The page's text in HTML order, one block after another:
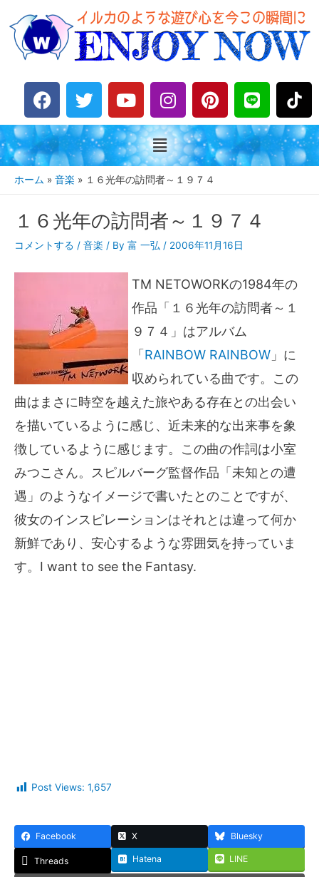
F
a
c
e
b
o
k
T
w
i
t
t
e
Y
o
u
t
u
b
I
n
s
t
a
g
a
P
i
n
t
e
r
s
t
L
i
n
e
ホーム 音楽 １６光年の訪問者～１９７４
１６光年の訪問者～１９７４
コメントする / 音楽 / By 富 一弘 / 2006年11月16日
TM NETOWORKの1984年の
作品「１６光年の訪問者～１
９７４」はアルバム
「RAINBOW RAINBOW 」に
収められている曲です。この
曲はまさに時空を越えた旅やある存在との出会い
を描いているように感じ、近未来的な出来事を象
徴しているように感じます。この曲の作詞は小室
みつこさん。スピルバーグ監督作品「未知との遭
遇」のようなイメージで書いたとのことですが、
彼女のインスピレーションはそれとは違って何か
新鮮であり、安心するような雰囲気を持っていま
す。I want to see the Fantasy.
Post Views: 1,657
Facebook X Bluesky
Threads Hatena LINE